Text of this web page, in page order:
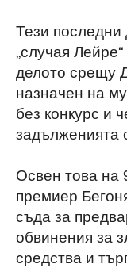
Тези последни
„случая
делото срещу
назначен на
без конкурс и
задълженията
Освен това на
премиер
съда за
обвинения за
средства и